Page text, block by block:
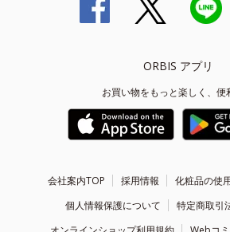
ORBIS アプリ
お買い物をもっと楽しく、便
会社案内TOP 採用情報
化粧品の使
個人情報保護について
特定商取引